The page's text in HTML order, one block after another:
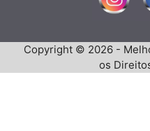
Copyright © 2026 -
os